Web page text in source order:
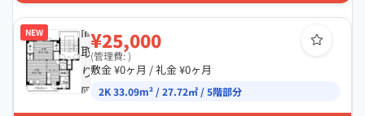
NEW
間
取
り
図
¥25,000
(管理費: )
敷金 ¥0ヶ月 / 礼金 ¥0ヶ月
2K 33.09m² / 27.72㎡ / 5階部分